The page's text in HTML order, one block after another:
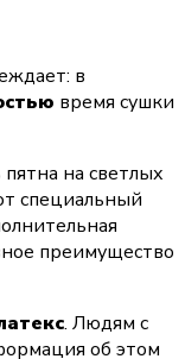
в
время сушки
пятна на светлых
специальный
преимущество
. Людям с
об этом